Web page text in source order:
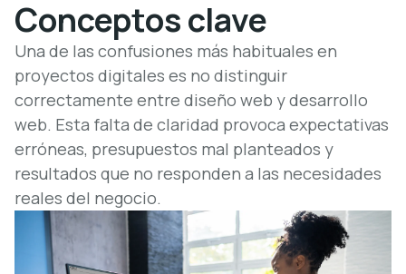
Conceptos clave
Una de las confusiones más habituales en
proyectos digitales es no distinguir
correctamente entre diseño web y desarrollo
web. Esta falta de claridad provoca expectativas
erróneas, presupuestos mal planteados y
resultados que no responden a las necesidades
reales del negocio.